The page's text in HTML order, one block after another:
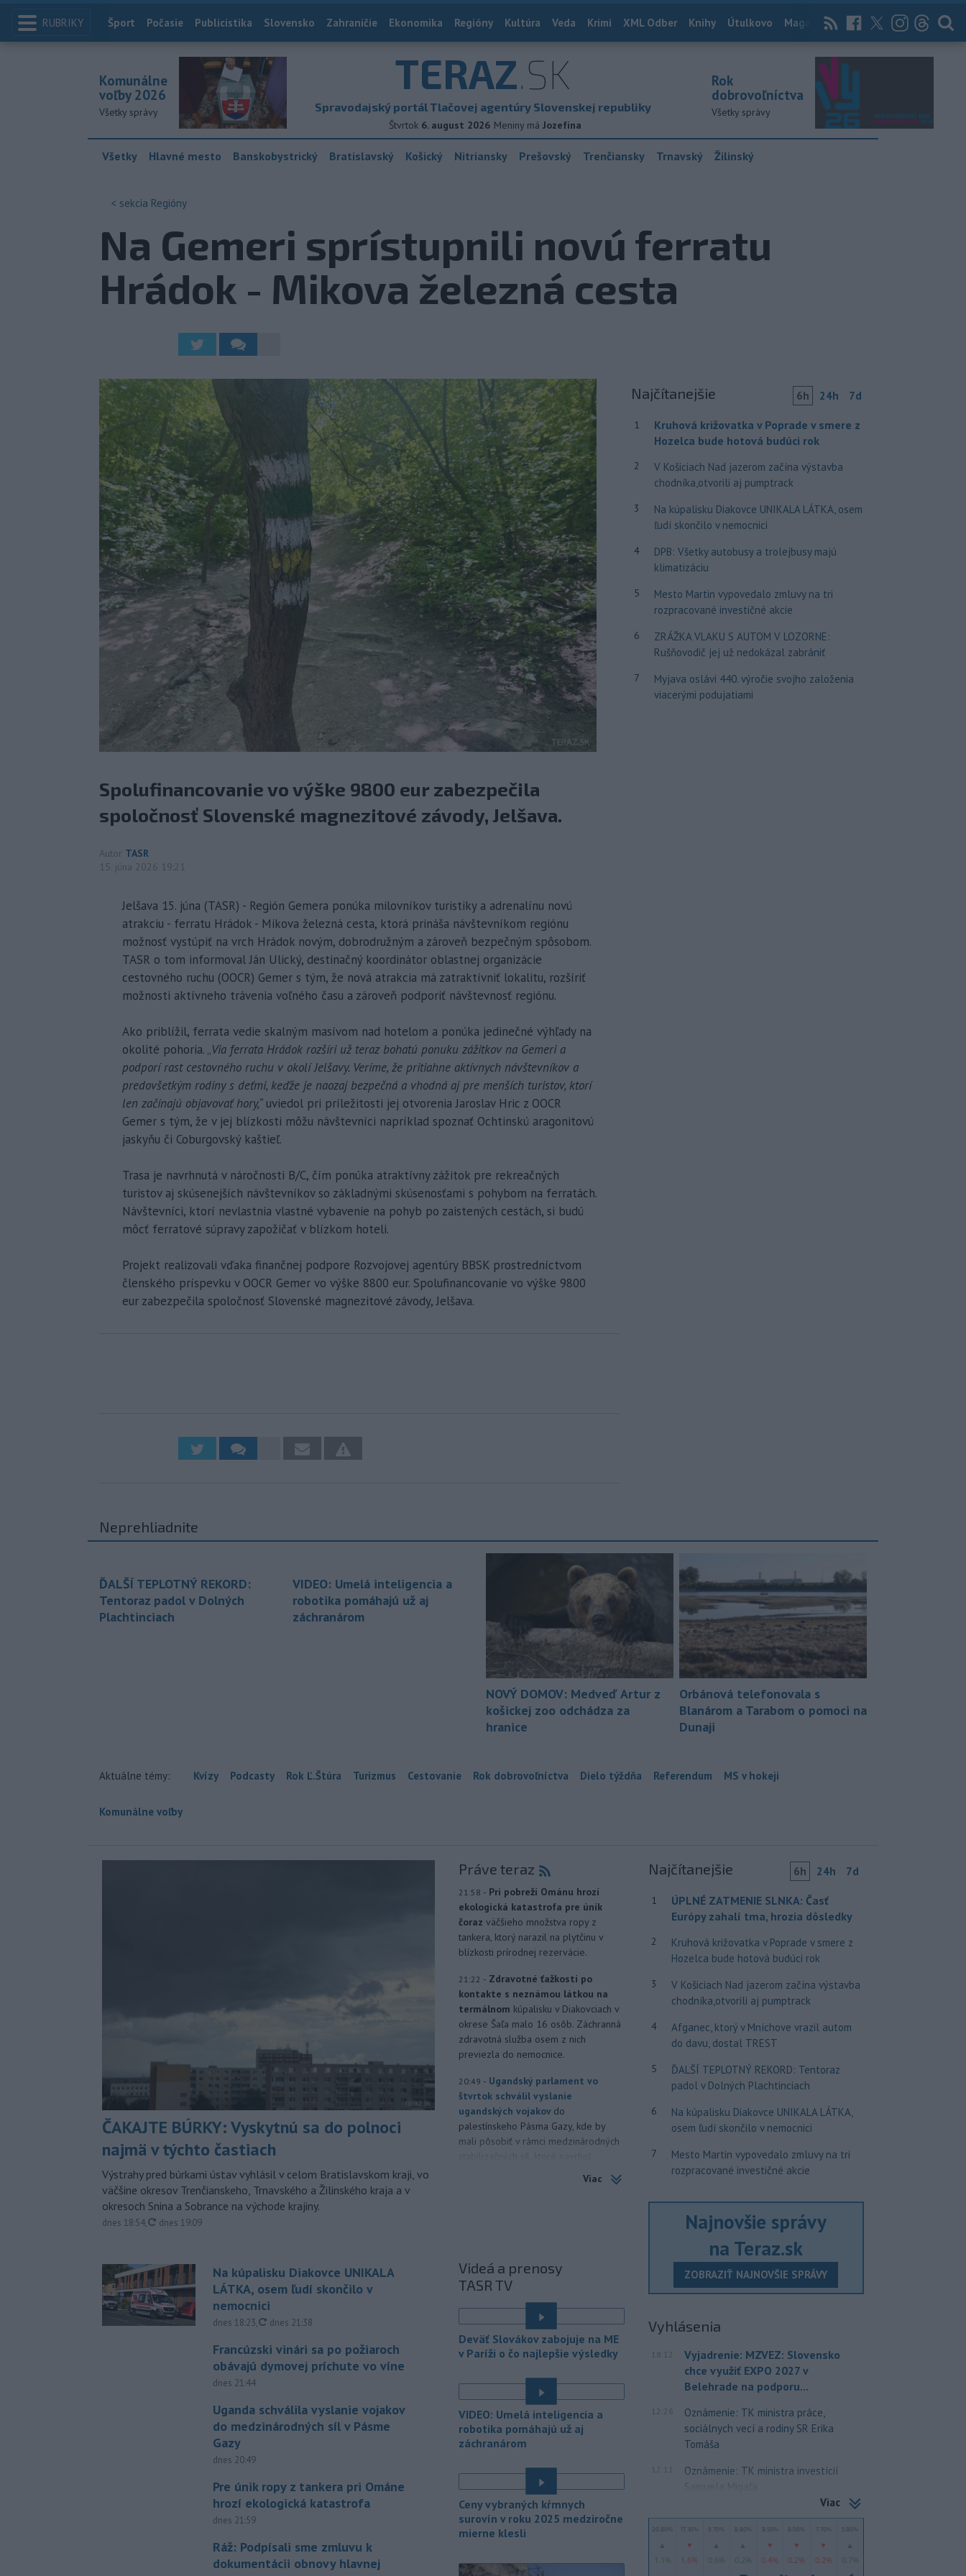
RUBRIKY Index
Šport Počasie Publicistika Slovensko Zahraničie Ekonomika Regióny Kultúra Veda Krimi XML Odber Knihy Útulkovo Magazín News Now Archív
TERAZ.SK
Spravodajský portál Tlačovej agentúry Slovenskej republiky
Štvrtok 6. august 2026 Meniny má Jozefína
Komunálne
voľby 2026
Všetky správy
Rok
dobrovoľníctva
Všetky správy
Všetky Hlavné mesto Banskobystrický Bratislavský Košický Nitriansky Prešovský Trenčiansky Trnavský Žilinský
< sekcia Regióny
Na Gemeri sprístupnili novú ferratu
Hrádok - Mikova železná cesta
Spolufinancovanie vo výške 9800 eur zabezpečila
spoločnosť Slovenské magnezitové závody, Jelšava.
Autor TASR
15. júna 2026 19:21
Jelšava 15. júna (TASR) - Región Gemera ponúka milovníkov turistiky a adrenalínu novú
atrakciu - ferratu Hrádok - Mikova železná cesta, ktorá prináša návštevníkom regiónu
možnosť vystúpiť na vrch Hrádok novým, dobrodružným a zároveň bezpečným spôsobom.
TASR o tom informoval Ján Ulický, destinačný koordinátor oblastnej organizácie
cestovného ruchu (OOCR) Gemer s tým, že nová atrakcia má zatraktívniť lokalitu, rozšíriť
možnosti aktívneho trávenia voľného času a zároveň podporiť návštevnosť regiónu.
Ako priblížil, ferrata vedie skalným masívom nad hotelom a ponúka jedinečné výhľady na
okolité pohoria. „Via ferrata Hrádok rozšíri už teraz bohatú ponuku zážitkov na Gemeri a
podporí rast cestovného ruchu v okolí Jelšavy. Veríme, že pritiahne aktívnych návštevníkov a
predovšetkým rodiny s deťmi, keďže je naozaj bezpečná a vhodná aj pre menších turistov, ktorí
len začínajú objavovať hory,“ uviedol pri príležitosti jej otvorenia Jaroslav Hric z OOCR
Gemer s tým, že v jej blízkosti môžu návštevníci napríklad spoznať Ochtinskú aragonitovú
jaskyňu či Coburgovský kaštieľ.
Trasa je navrhnutá v náročnosti B/C, čím ponúka atraktívny zážitok pre rekreačných
turistov aj skúsenejších návštevníkov so základnými skúsenosťami s pohybom na ferratách.
Návštevníci, ktorí nevlastnia vlastné vybavenie na pohyb po zaistených cestách, si budú
môcť ferratové súpravy zapožičať v blízkom hoteli.
Projekt realizovali vďaka finančnej podpore Rozvojovej agentúry BBSK prostredníctvom
členského príspevku v OOCR Gemer vo výške 8800 eur. Spolufinancovanie vo výške 9800
eur zabezpečila spoločnosť Slovenské magnezitové závody, Jelšava.
Najčítanejšie 6h 24h 7d
1
Kruhová križovatka v Poprade v smere z
Hozelca bude hotová budúci rok
2
V Košiciach Nad jazerom začína výstavba
chodníka,otvorili aj pumptrack
3
Na kúpalisku Diakovce UNIKALA LÁTKA, osem
ľudí skončilo v nemocnici
4
DPB: Všetky autobusy a trolejbusy majú
klimatizáciu
5
Mesto Martin vypovedalo zmluvy na tri
rozpracované investičné akcie
6
ZRÁŽKA VLAKU S AUTOM V LOZORNE:
Rušňovodič jej už nedokázal zabrániť
7
Myjava oslávi 440. výročie svojho založenia
viacerými podujatiami
Neprehliadnite
ĎALŠÍ TEPLOTNÝ REKORD:
Tentoraz padol v Dolných
Plachtinciach
VIDEO: Umelá inteligencia a
robotika pomáhajú už aj
záchranárom
NOVÝ DOMOV: Medveď Artur z
košickej zoo odchádza za
hranice
Orbánová telefonovala s
Blanárom a Tarabom o pomoci na
Dunaji
Aktuálne témy: Kvízy Podcasty Rok Ľ.Štúra Turizmus Cestovanie Rok dobrovoľníctva Dielo týždňa Referendum MS v hokeji
Komunálne voľby
ČAKAJTE BÚRKY: Vyskytnú sa do polnoci
najmä v týchto častiach
Výstrahy pred búrkami ústav vyhlásil v celom Bratislavskom kraji, vo
väčšine okresov Trenčianskeho, Trnavského a Žilinského kraja a v
okresoch Snina a Sobrance na východe krajiny.
dnes 18:54, aktualizované
dnes 19:09
Na kúpalisku Diakovce UNIKALA
LÁTKA, osem ľudí skončilo v
nemocnici
dnes 18:23, aktualizované
dnes 21:38
Francúzski vinári sa po požiaroch
obávajú dymovej príchute vo víne
dnes 21:44
Uganda schválila vyslanie vojakov
do medzinárodných síl v Pásme
Gazy
dnes 20:49
Pre únik ropy z tankera pri Ománe
hrozí ekologická katastrofa
dnes 21:59
Ráž: Podpísali sme zmluvu k
dokumentácii obnovy hlavnej
Práve teraz
21:58 - Pri pobreží Ománu hrozí
ekologická katastrofa pre únik
čoraz väčšieho množstva ropy z
tankera, ktorý narazil na plytčinu v
blízkosti prírodnej rezervácie.
21:22 - Zdravotné ťažkosti po
kontakte s neznámou látkou na
termálnom kúpalisku v Diakovciach v
okrese Šaľa malo 16 osôb. Záchranná
zdravotná služba osem z nich
previezla do nemocnice.
20:49 - Ugandský parlament vo
štvrtok schválil vyslanie
ugandských vojakov do
palestínskeho Pásma Gazy, kde by
mali pôsobiť v rámci medzinárodných
po jeho neúspešnom pláne.
Vo štvrtok do polnoci treba
najmä na západe a severozápade
Slovenska počítať s búrkami.
Slovenský hydrometeorologický ústav
(SHMÚ) vydal výstrahy prvého stupňa.
Platia aj v okresoch Snina a Sobrance.
18:19 - Polícia v súčinnosti s ďalšími
záchrannými zložkami zasahuje
termálnom kúpalisku v Diakovciach.
Bratislave, Komárne a Štúrove v
prvom polroku 2026 zaznamenali
spolu 1827 pristátí osobných
kajutových a výletných plavidiel.
amerického Senátu vo štvrtok
Viac
Videá a prenosy
TASR TV
Deväť Slovákov zabojuje na ME
v Paríži o čo najlepšie výsledky
VIDEO: Umelá inteligencia a
robotika pomáhajú už aj
záchranárom
Ceny vybraných kŕmnych
surovín v roku 2025 medziročne
mierne klesli
Najčítanejšie 6h 24h 7d
1
ÚPLNÉ ZATMENIE SLNKA: Časť
Európy zahalí tma, hrozia dôsledky
2
Kruhová križovatka v Poprade v smere z
Hozelca bude hotová budúci rok
3
V Košiciach Nad jazerom začína výstavba
chodníka,otvorili aj pumptrack
4
Afganec, ktorý v Mníchove vrazil autom
do davu, dostal TREST
5
ĎALŠÍ TEPLOTNÝ REKORD: Tentoraz
padol v Dolných Plachtinciach
6
Na kúpalisku Diakovce UNIKALA LÁTKA,
osem ľudí skončilo v nemocnici
7
Mesto Martin vypovedalo zmluvy na tri
rozpracované investičné akcie
Najnovšie správy
na Teraz.sk
ZOBRAZIŤ NAJNOVŠIE SPRÁVY
Vyhlásenia
18:12
Vyjadrenie: MZVEZ: Slovensko
chce využiť EXPO 2027 v
Belehrade na podporu...
12:26
Oznámenie: TK ministra práce,
sociálnych vecí a rodiny SR Erika
Tomáša
Oznámenie: TK ministra investícií
Samuela Migaľa
Viac